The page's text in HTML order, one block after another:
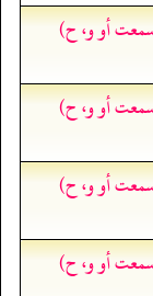
أو و، ح)
أو و، ح)
أو و، ح)
أو و، ح)